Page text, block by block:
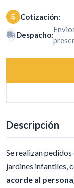
Cotización:
Despacho:
Descripción
Se realizan
jardines infantiles,
acorde al